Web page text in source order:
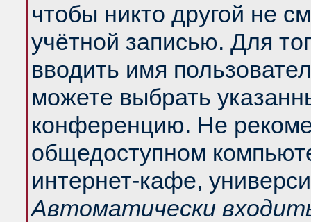
чтобы никто другой не
учётной записью. Для
вводить имя
можете выбрать
конференцию. Не
общедоступном
интернет-кафе,
Автоматически